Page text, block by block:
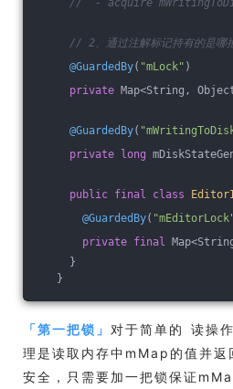
//  - acquire
// 2、通过注解标记持有的是哪
@GuardedBy( "mLock" )
private Map<String,
@GuardedBy(
private
long
public final class
@GuardedBy(
private final
}
}
「第一把锁 」 对于简单的 读操
理是读取内存中mMap的值并返
安全，只需要加一把锁保证